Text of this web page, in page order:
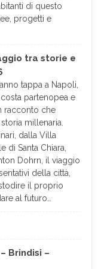
di questo
progetti e
tra storie e
tappa a Napoli,
partenopea e
racconto che
millenaria.
dalla Villa
di Santa Chiara,
Dohrn, il viaggio
della città,
il proprio
al futuro…
Brindisi –